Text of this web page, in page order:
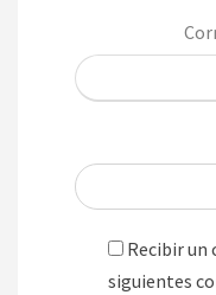
Recibir un
siguientes